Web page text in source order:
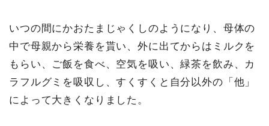
いつの間にかおたまじゃくしのようになり、母体の
中で母親から栄養を貰い、外に出てからはミルクを
もらい、ご飯を食べ、空気を吸い、緑茶を飲み、カ
ラフルグミを吸収し、すくすくと自分以外の「他」
によって大きくなりました。